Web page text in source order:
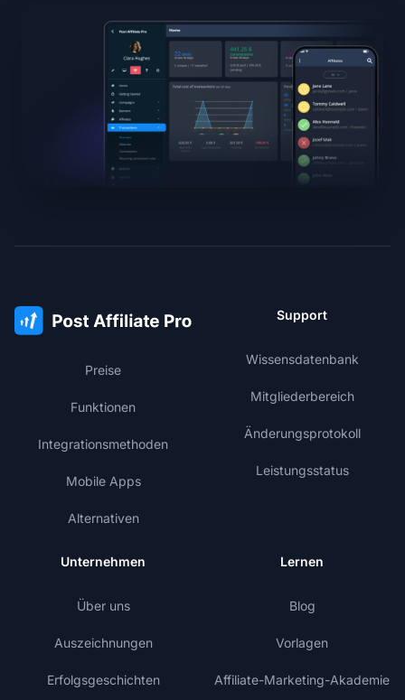
Preise
Funktionen
Integrationsmethoden
Mobile Apps
Alternativen
Support
Wissensdatenbank
Mitgliederbereich
Änderungsprotokoll
Leistungsstatus
Unternehmen
Über uns
Auszeichnungen
Erfolgsgeschichten
Lernen
Blog
Vorlagen
Affiliate-Marketing-Akademie